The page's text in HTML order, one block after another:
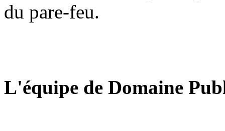
du pare-feu.
L'équipe de Domaine